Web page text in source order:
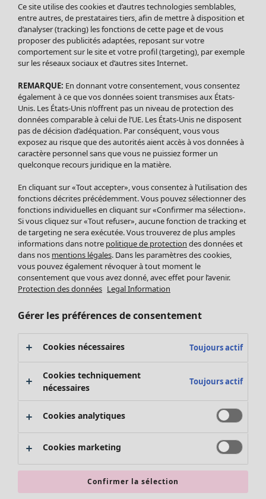
Soldes Vêtements
Tous les vêtements
Robes
Tuniques
Blouses
Tops
Gilets
Pantalon
Jupes
Leggings et collants
Accessoires
Chaussures
Vêtements de bain
Basics
Soldes Mobilier
Bonnes affaires déco
Décoration
Textiles
Tapis
Éponge
Promos SOLDES
Les promos de Gudrun Sjödén
Nouvel arrivage
Bonnes affaires en soldes - jusqu'à -70
Ce site utilise des cookies et d’autres technologies semblables,
entre autres, de prestataires tiers, afin de mettre à disposition et
d’analyser (tracking) les fonctions de cette page et de vous
proposer des publicités adaptées, reposant sur votre
comportement sur le site et votre profil (targeting), par exemple
sur les réseaux sociaux et d’autres sites Internet.
REMARQUE: En donnant votre consentement, vous consentez
également à ce que vos données soient transmises aux États-
Unis. Les États-Unis n’offrent pas un niveau de protection des
données comparable à celui de l’UE. Les États-Unis ne disposent
pas de décision d’adéquation. Par conséquent, vous vous
exposez au risque que des autorités aient accès à vos données à
caractère personnel sans que vous ne puissiez former un
quelconque recours juridique en la matière.
En cliquant sur «Tout accepter», vous consentez à l’utilisation des
fonctions décrites précédemment. Vous pouvez sélectionner des
fonctions individuelles en cliquant sur «Confirmer ma sélection».
Si vous cliquez sur «Tout refuser», aucune fonction de tracking et
de targeting ne sera exécutée. Vous trouverez de plus amples
informations dans notre politique de protection des données et
dans nos mentions légales. Dans les paramètres des cookies,
vous pouvez également révoquer à tout moment le
consentement que vous avez donné, avec effet pour l’avenir.
Protection des données Legal Information
Gérer les préférences de consentement
Cookies nécessaires Toujours actif
Cookies techniquement
nécessaires
Toujours actif
Cookies analytiques
Cookies marketing
Confirmer la sélection